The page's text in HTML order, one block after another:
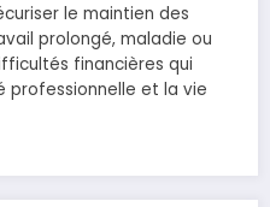
le maintien des
prolongé, maladie ou
financières qui
professionnelle et la vie